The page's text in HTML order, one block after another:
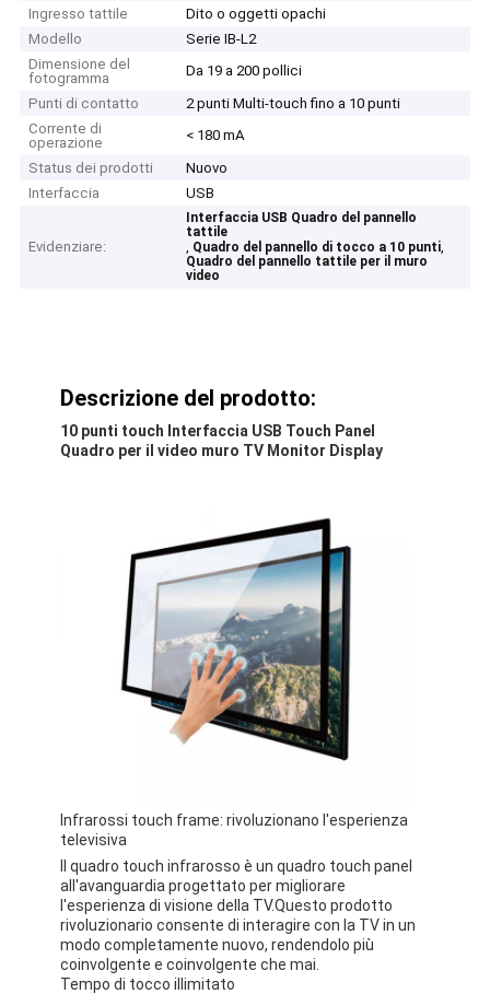
Ingresso tattile
Dito o oggetti opachi
Modello
Serie IB-L2
Dimensione del
fotogramma
Da 19 a 200 pollici
Punti di contatto
2 punti Multi-touch fino a 10 punti
Corrente di
operazione
< 180 mA
Status dei prodotti
Nuovo
Interfaccia
USB
Evidenziare:
Interfaccia USB Quadro del pannello
tattile
, Quadro del pannello di tocco a 10 punti,
Quadro del pannello tattile per il muro
video
Descrizione del prodotto:
10 punti touch Interfaccia USB Touch Panel
Quadro per il video muro TV Monitor Display
Infrarossi touch frame: rivoluzionano l'esperienza
televisiva
Il quadro touch infrarosso è un quadro touch panel
all'avanguardia progettato per migliorare
l'esperienza di visione della TV.Questo prodotto
rivoluzionario consente di interagire con la TV in un
modo completamente nuovo, rendendolo più
coinvolgente e coinvolgente che mai.
Tempo di tocco illimitato